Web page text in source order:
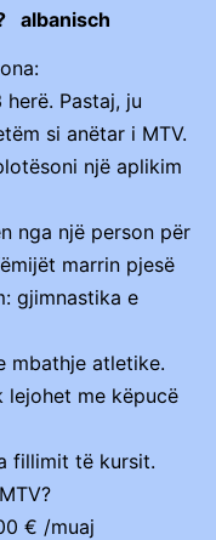
albanisch
Pastaj, ju
si anëtar i MTV.
një aplikim
nga një person për
marrin pjesë
gjimnastika e
mbathje atletike.
lejohet me këpucë
fillimit të kursit.
€ /muaj